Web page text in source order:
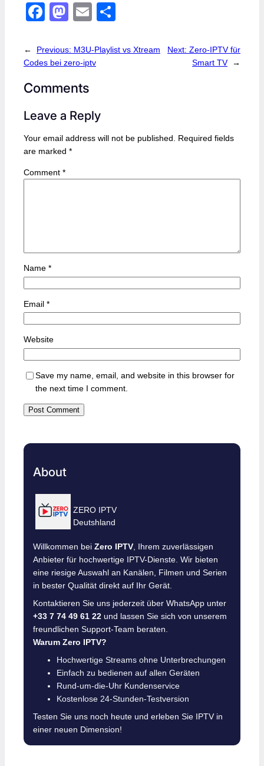
F
c
e
b
o
k
M
st
o
d
o
n
E
ail ar
← Previous: M3U-Playlist vs Xtream
Codes bei zero-iptv
Next: Zero-IPTV für
Smart TV
→
Comments
Leave a Reply
Your email address will not be published. Required fields
are marked *
Comment *
Name *
Email *
Website
Save my name, email, and website in this browser for
the next time I comment.
About
ZERO IPTV
Deutshland
Willkommen bei Zero IPTV, Ihrem zuverlässigen
Anbieter für hochwertige IPTV-Dienste. Wir bieten
eine riesige Auswahl an Kanälen, Filmen und Serien
in bester Qualität direkt auf Ihr Gerät.
Kontaktieren Sie uns jederzeit über WhatsApp unter
+33 7 74 49 61 22 und lassen Sie sich von unserem
freundlichen Support-Team beraten.
Warum Zero IPTV?
Hochwertige Streams ohne Unterbrechungen
Einfach zu bedienen auf allen Geräten
Rund-um-die-Uhr Kundenservice
Kostenlose 24-Stunden-Testversion
Testen Sie uns noch heute und erleben Sie IPTV in
einer neuen Dimension!